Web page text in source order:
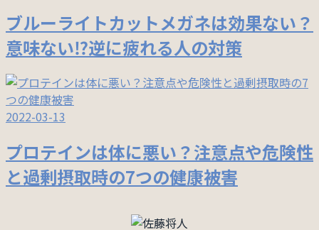
ブルーライトカットメガネは効果ない？
意味ない⁉︎逆に疲れる人の対策
2022-03-13
プロテインは体に悪い？注意点や危険性
と過剰摂取時の7つの健康被害